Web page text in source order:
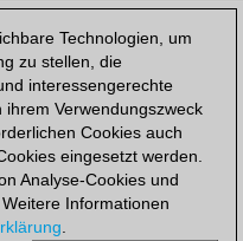
Technologien, um
zu stellen, die
interessengerechte
ihrem Verwendungszweck
Cookies auch
eingesetzt werden.
Analyse-Cookies und
Informationen
.